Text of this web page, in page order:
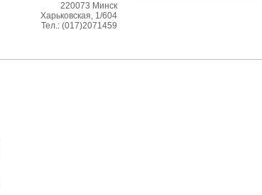
220073 Минск
Харьковская, 1/604
Тел.: (017)2071459